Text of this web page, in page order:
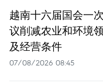
越南十六届国会一
议削减农业和环境
及经营条件
07/08/2026 08:45